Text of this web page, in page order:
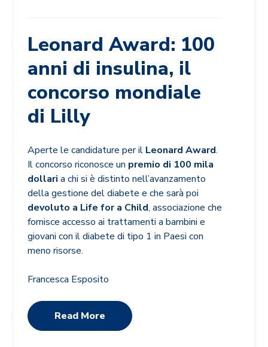
Leonard Award: 100
anni di insulina, il
concorso mondiale
di Lilly
Aperte le candidature per il Leonard Award.
Il concorso riconosce un premio di 100 mila
dollari a chi si è distinto nell’avanzamento
della gestione del diabete e che sarà poi
devoluto a Life for a Child, associazione che
fornisce accesso ai trattamenti a bambini e
giovani con il diabete di tipo 1 in Paesi con
meno risorse.
Francesca Esposito
Read More